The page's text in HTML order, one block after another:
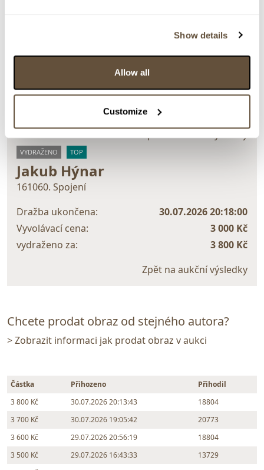
Show details
Allow all
Customize
Kombinovaná technika na plátně, 96x70 cm. Signováno
> Zobrazit detail položky a informace o autorovi
VYDRAŽENO TOP
Jakub Hýnar
161060. Spojení
Dražba ukončena:
30.07.2026 20:18:00
Vyvolávací cena:
3 000 Kč
vydraženo za:
3 800 Kč
Zpět na aukční výsledky
Chcete prodat obraz od stejného autora?
> Zobrazit informaci jak prodat obraz v aukci
Částka Přihozeno
Přihodil
3 800 Kč
30.07.2026 20:13:43
18804
3 700 Kč
30.07.2026 19:05:42
20773
3 600 Kč
29.07.2026 20:56:19
18804
3 500 Kč
29.07.2026 16:43:33
13729